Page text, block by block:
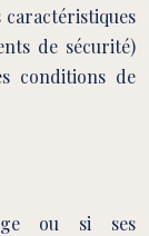
de sécurité)
conditions de
ou si ses